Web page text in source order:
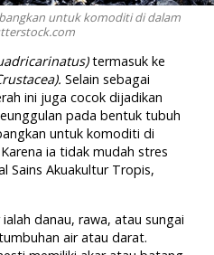
untuk komoditi di dalam
)termasuk ke
).Selain sebagai
ini juga cocok dijadikan
pada bentuk tubuh
untuk komoditi di
ia tidak mudah stres
Sains Akuakultur Tropis,
danau, rawa, atau sungai
air atau darat.